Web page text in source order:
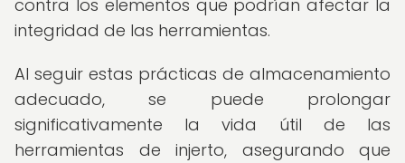
contra los elementos que podrían afectar la
integridad de las herramientas.
Al seguir estas prácticas de almacenamiento
adecuado, se puede prolongar
significativamente la vida útil de las
herramientas de injerto, asegurando que